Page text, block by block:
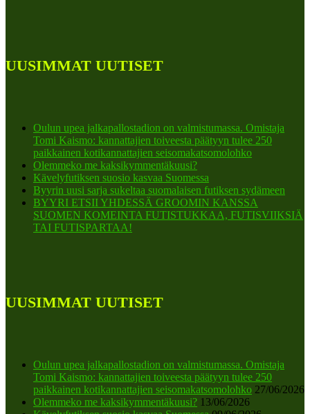
UUSIMMAT UUTISET
Oulun upea jalkapallostadion on valmistumassa. Omistaja
Tomi Kaismo: kannattajien toiveesta päätyyn tulee 250
paikkainen kotikannattajien seisomakatsomolohko
Olemmeko me kaksikymmentäkuusi?
Kävelyfutiksen suosio kasvaa Suomessa
Byyrin uusi sarja sukeltaa suomalaisen futiksen sydämeen
BYYRI ETSII YHDESSÄ GROOMIN KANSSA
SUOMEN KOMEINTA FUTISTUKKAA, FUTISVIIKSIÄ
TAI FUTISPARTAA!
UUSIMMAT UUTISET
Oulun upea jalkapallostadion on valmistumassa. Omistaja
Tomi Kaismo: kannattajien toiveesta päätyyn tulee 250
paikkainen kotikannattajien seisomakatsomolohko 27/06/2026
Olemmeko me kaksikymmentäkuusi? 13/06/2026